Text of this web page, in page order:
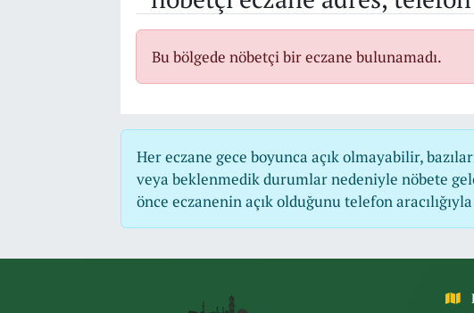
Bu bölgede nöbetçi bir eczane bulunamadı.
Her eczane gece boyunca açık olmayabilir,
veya beklenmedik durumlar nedeniyle nöbete
önce eczanenin açık olduğunu telefon